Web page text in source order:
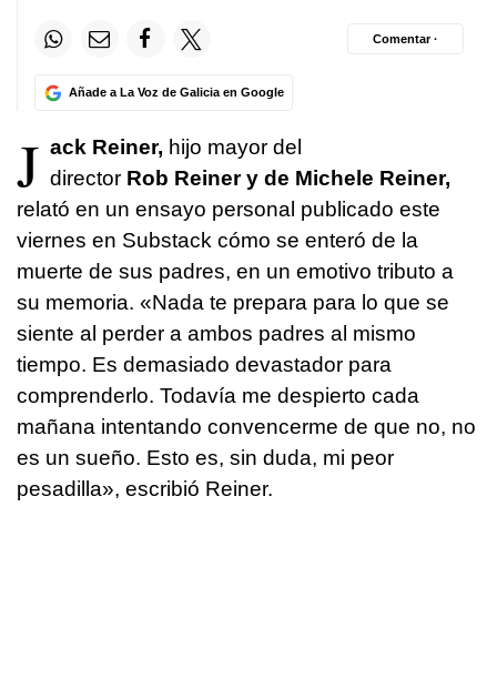
Añade a La Voz de Galicia en Google
Comentar ·
J ack Reiner, hijo mayor del
director Rob Reiner y de Michele Reiner,
relató en un ensayo personal publicado este
viernes en Substack cómo se enteró de la
muerte de sus padres, en un emotivo tributo a
su memoria. «Nada te prepara para lo que se
siente al perder a ambos padres al mismo
tiempo. Es demasiado devastador para
comprenderlo. Todavía me despierto cada
mañana intentando convencerme de que no, no
es un sueño. Esto es, sin duda, mi peor
pesadilla», escribió Reiner.